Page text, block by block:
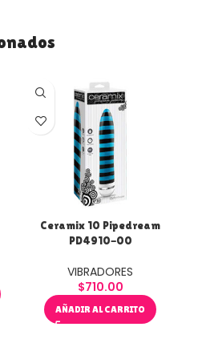
Ceramix 10 Pipedream
PD4910-00
VIBRADORES
$710.00
AÑADIR AL CARRITO